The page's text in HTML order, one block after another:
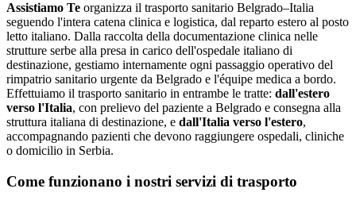
Assistiamo Te organizza il trasporto sanitario Belgrado–Italia
seguendo l'intera catena clinica e logistica, dal reparto estero al posto
letto italiano. Dalla raccolta della documentazione clinica nelle
strutture serbe alla presa in carico dell'ospedale italiano di
destinazione, gestiamo internamente ogni passaggio operativo del
rimpatrio sanitario urgente da Belgrado e l'équipe medica a bordo.
Effettuiamo il trasporto sanitario in entrambe le tratte: dall'estero
verso l'Italia, con prelievo del paziente a Belgrado e consegna alla
struttura italiana di destinazione, e dall'Italia verso l'estero,
accompagnando pazienti che devono raggiungere ospedali, cliniche
o domicilio in Serbia.
Come funzionano i nostri servizi di trasporto